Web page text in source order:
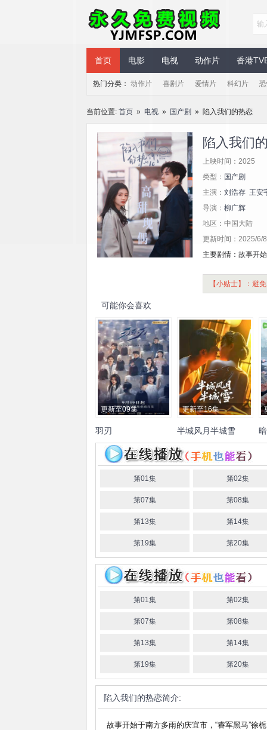
永久免费视频
首页 电影 电视 动作片 香港
热门分类： 动作片 喜剧片 爱情片 科幻片
当前位置: 首页 » 电视 » 国产剧 » 陷入我们的热恋
陷入我们
上映时间：2025
类型： 国产剧
主演： 刘浩存 王安
导演： 柳广辉
地区：中国大陆
更新时间：2025/6/
主要剧情：故事开
【小贴士】：避
可能你会喜欢
更新至09集
羽刃
白醋 林子琳 梁晓龙 周震
李峻贤 艾丽菲亚 文颖
黄淏楠 黄纪渊
更新至16集
半城风月半城雪
王钧浩 韩乐瑶 李炎峰 查
祎琛 张策
第01集 第02集
第07集 第08集
第13集 第14集
第19集 第20集
第01集 第02集
第07集 第08集
第13集 第14集
第19集 第20集
陷入我们的热恋简介:
故事开始于南方多雨的庆宜市，“睿军黑马”徐